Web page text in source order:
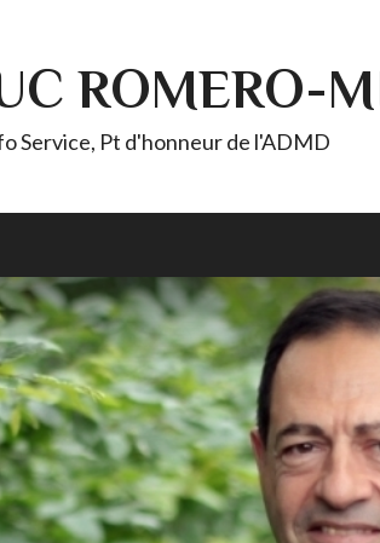
ROMERO-
Service, Pt d'honneur de l'ADMD